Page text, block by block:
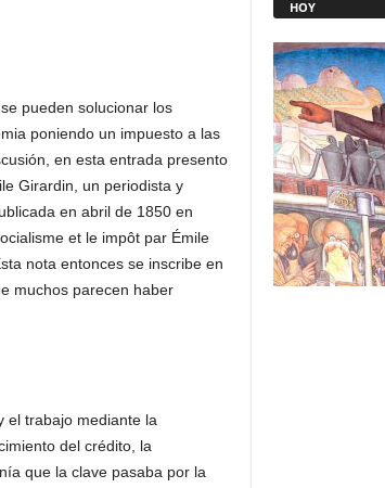
pueden solucionar los
poniendo un impuesto a las
en esta entrada presento
Girardin, un periodista y
en abril de 1850 en
et le impôt par Émile
nota entonces se inscribe en
muchos parecen haber
el trabajo mediante la
del crédito, la
que la clave pasaba por la
HOY